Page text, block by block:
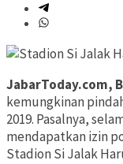
JabarToday.com,
kemungkinan
2019. Pasalnya,
mendapatkan izin
Stadion Si Jalak